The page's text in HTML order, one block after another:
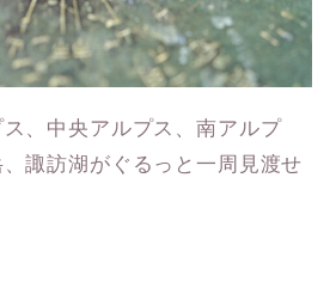
、中央アルプス、南アルプ
諏訪湖がぐるっと一周見渡せ